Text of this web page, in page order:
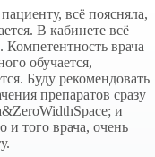
всё поясняла,
В кабинете всё
Компетентность врача
обучается,
Буду рекомендовать
препаратов сразу
и
и того врача, очень